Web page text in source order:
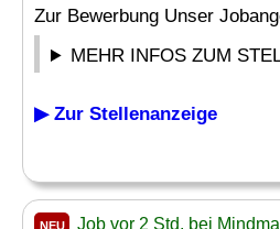
Zur Bewerbung Unser
MEHR INFOS ZUM
▶ Zur Stellenanzeige
NEU Job vor 2 Std. bei